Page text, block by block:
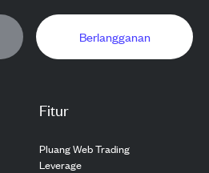
Fitur
Pluang Web Trading
Leverage
Berlangganan